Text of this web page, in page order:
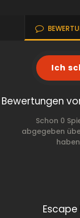
Ich
Bewertungen
Schon 0
abgegeben